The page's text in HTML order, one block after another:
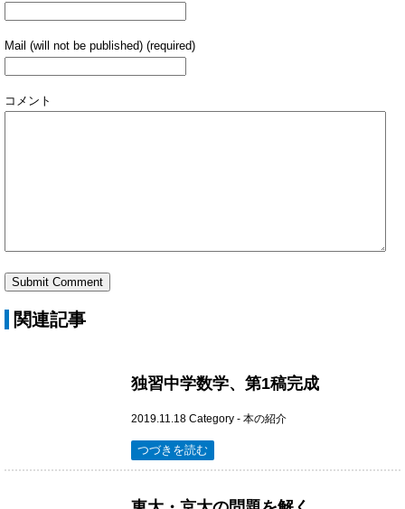
Mail (will not be published) (required)
コメント
関連記事
独習中学数学、第1稿完成
2019.11.18 Category - 本の紹介
つづきを読む